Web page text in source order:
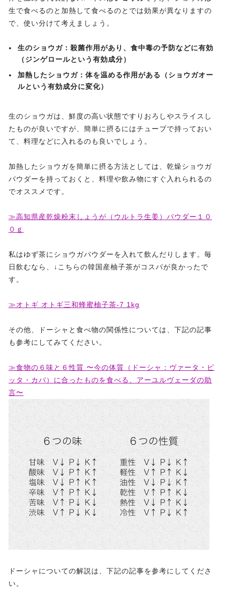
生で食べるのと加熱して食べるのとでは効果が異なりますの
で、使い分けて考えましょう。
生のショウガ：殺菌作用があり、食中毒の予防などに有効
（ジンゲロールという有効成分）
加熱したショウガ：体を温める作用がある（ショウガオー
ルという有効成分に変化）
生のショウガは、鮮度の高い状態ですりおろしやスライスし
たものが良いですが、簡単に摂るにはチューブで持っておい
て、料理などに入れるのも良いでしょう。
加熱したショウガを簡単に摂る方法としては、乾燥ショウガ
パウダーを持っておくと、料理や飲み物にすぐ入れられるの
でオススメです。
≫高知県産乾燥粉末しょうが（ウルトラ生姜）パウダー１０
０ｇ
私はゆず茶にショウガパウダーを入れて飲んだりします。毎
日飲むなら、↓こちらの韓国産柚子茶がコスパが良かったで
す。
≫オトギ オトギ三和蜂蜜柚子茶-7 1kg
その他、ドーシャと食べ物の関係性については、下記の記事
も参考にしてみてください。
≫食物の６味と６性質 〜今の体質（ドーシャ：ヴァータ・ピ
ッタ・カパ）に合ったものを食べる、アーユルヴェーダの助
言〜
ドーシャについての解説は、下記の記事を参考にしてくださ
い。